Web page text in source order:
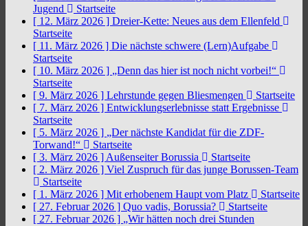
Jugend
Startseite
[ 12. März 2026 ] Dreier-Kette: Neues aus dem Ellenfeld
Startseite
[ 11. März 2026 ] Die nächste schwere (Lern)Aufgabe
Startseite
[ 10. März 2026 ] „Denn das hier ist noch nicht vorbei!“
Startseite
[ 9. März 2026 ] Lehrstunde gegen Bliesmengen
Startseite
[ 7. März 2026 ] Entwicklungserlebnisse statt Ergebnisse
Startseite
[ 5. März 2026 ] „Der nächste Kandidat für die ZDF-
Torwand!“
Startseite
[ 3. März 2026 ] Außenseiter Borussia
Startseite
[ 2. März 2026 ] Viel Zuspruch für das junge Borussen-Team
Startseite
[ 1. März 2026 ] Mit erhobenem Haupt vom Platz
Startseite
[ 27. Februar 2026 ] Quo vadis, Borussia?
Startseite
[ 27. Februar 2026 ] „Wir hätten noch drei Stunden